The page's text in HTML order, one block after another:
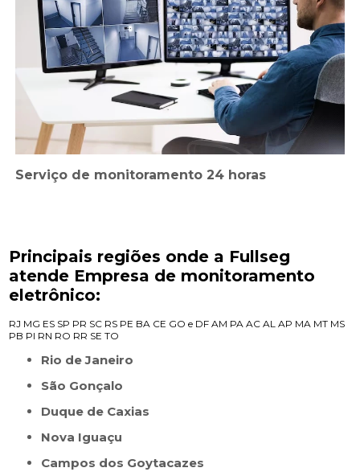
Serviço de monitoramento 24 horas
Principais regiões onde a Fullseg
atende Empresa de monitoramento
eletrônico:
RJ MG ES SP PR SC RS PE BA CE GO e DF AM PA AC AL AP MA MT MS
PB PI RN RO RR SE TO
Rio de Janeiro
São Gonçalo
Duque de Caxias
Nova Iguaçu
Campos dos Goytacazes